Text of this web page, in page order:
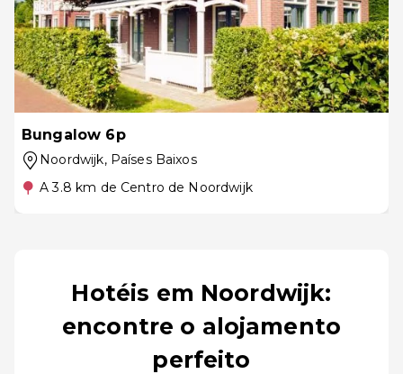
Bungalow 6p
Noordwijk, Países Baixos
A 3.8 km de Centro de Noordwijk
Hotéis em Noordwijk:
encontre o alojamento
perfeito